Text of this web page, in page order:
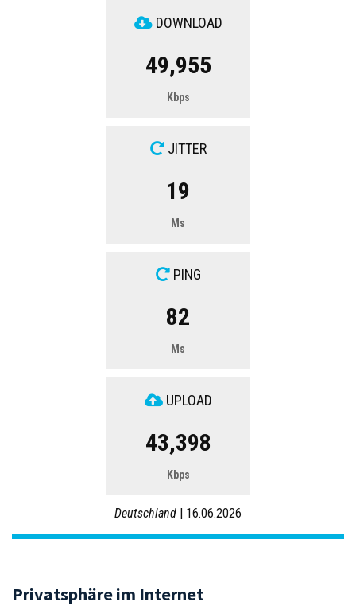
DOWNLOAD
49,955
Kbps
JITTER
19
Ms
PING
82
Ms
UPLOAD
43,398
Kbps
Deutschland | 16.06.2026
Privatsphäre im Internet